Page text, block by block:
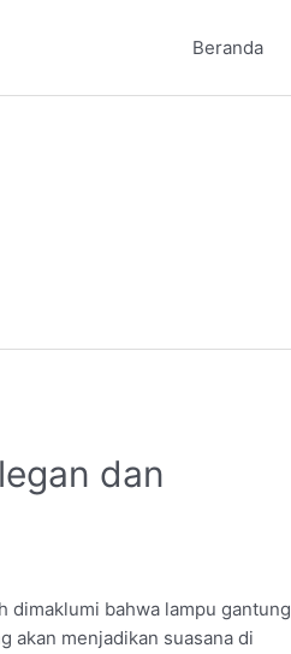
Beranda
dan
dimaklumi bahwa lampu gantung
akan menjadikan suasana di